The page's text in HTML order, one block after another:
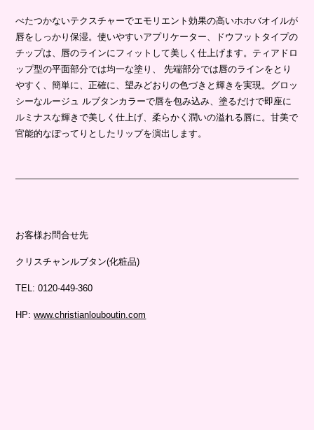
べたつかないテクスチャーでエモリエント効果の高いホホバオイルが
唇をしっかり保湿。使いやすいアプリケーター、ドウフットタイプの
チップは、唇のラインにフィットして美しく仕上げます。ティアドロ
ップ型の平面部分では均一な塗り、 先端部分では唇のラインをとり
やすく、簡単に、正確に、望みどおりの色づきと輝きを実現。グロッ
シーなルージュ ルブタンカラーで唇を包み込み、塗るだけで即座に
ルミナスな輝きで美しく仕上げ、柔らかく潤いの溢れる唇に。甘美で
官能的なぽってりとしたリップを演出します。
お客様お問合せ先
クリスチャンルブタン(化粧品)
TEL: 0120-449-360
HP:www.christianlouboutin.com